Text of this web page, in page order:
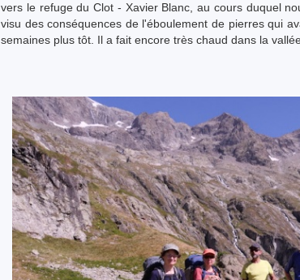
vers le refuge du Clot - Xavier Blanc, au cours duquel
visu des conséquences de l'éboulement de pierres qui
semaines plus tôt. Il a fait encore très chaud dans la